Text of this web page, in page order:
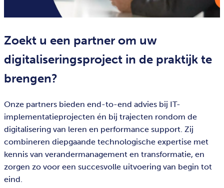
Zoekt u een partner om uw
digitaliseringsproject in de praktijk te
brengen?
Onze partners bieden end-to-end advies bij IT-
implementatieprojecten én bij trajecten rondom de
digitalisering van leren en performance support. Zij
combineren diepgaande technologische expertise met
kennis van verandermanagement en transformatie, en
zorgen zo voor een succesvolle uitvoering van begin tot
eind.